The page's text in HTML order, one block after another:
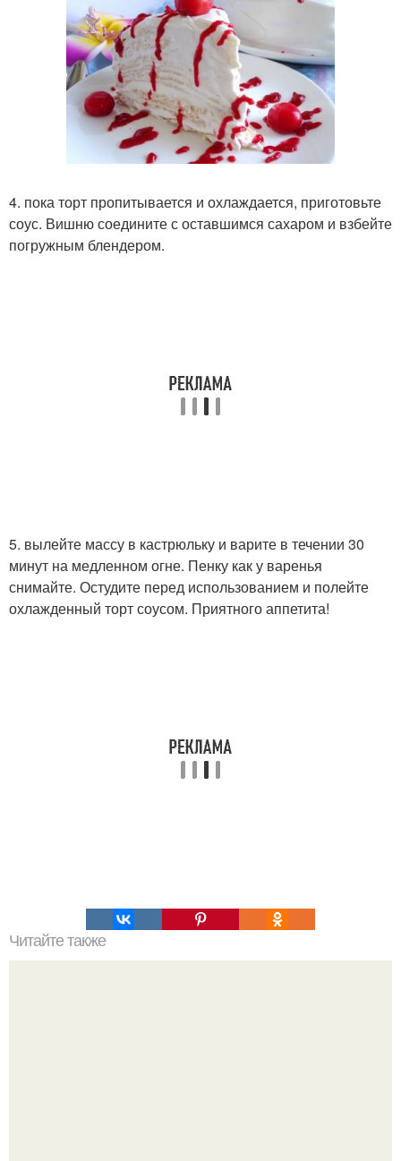
4. пока торт пропитывается и охлаждается, приготовьте
соус. Вишню соедините с оставшимся сахаром и взбейте
погружным блендером.
5. вылейте массу в кастрюльку и варите в течении 30
минут на медленном огне. Пенку как у варенья
снимайте. Остудите перед использованием и полейте
охлажденный торт соусом. Приятного аппетита!
Читайте также